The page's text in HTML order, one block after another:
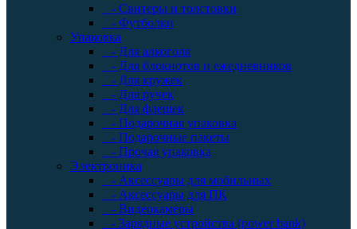
- Свитеры и толстовки
- Футболки
Упаковка
- Для алкоголя
- Для блокнотов и ежедневников
- Для кружек
- Для ручек
- Для флешек
- Подарочная упаковка
- Подарочные пакеты
- Прочая упаковка
Электроника
- Аксессуары для мобильных
- Аксессуары для ПК
- Видеокамеры
- Зарядные устройства (power bank)